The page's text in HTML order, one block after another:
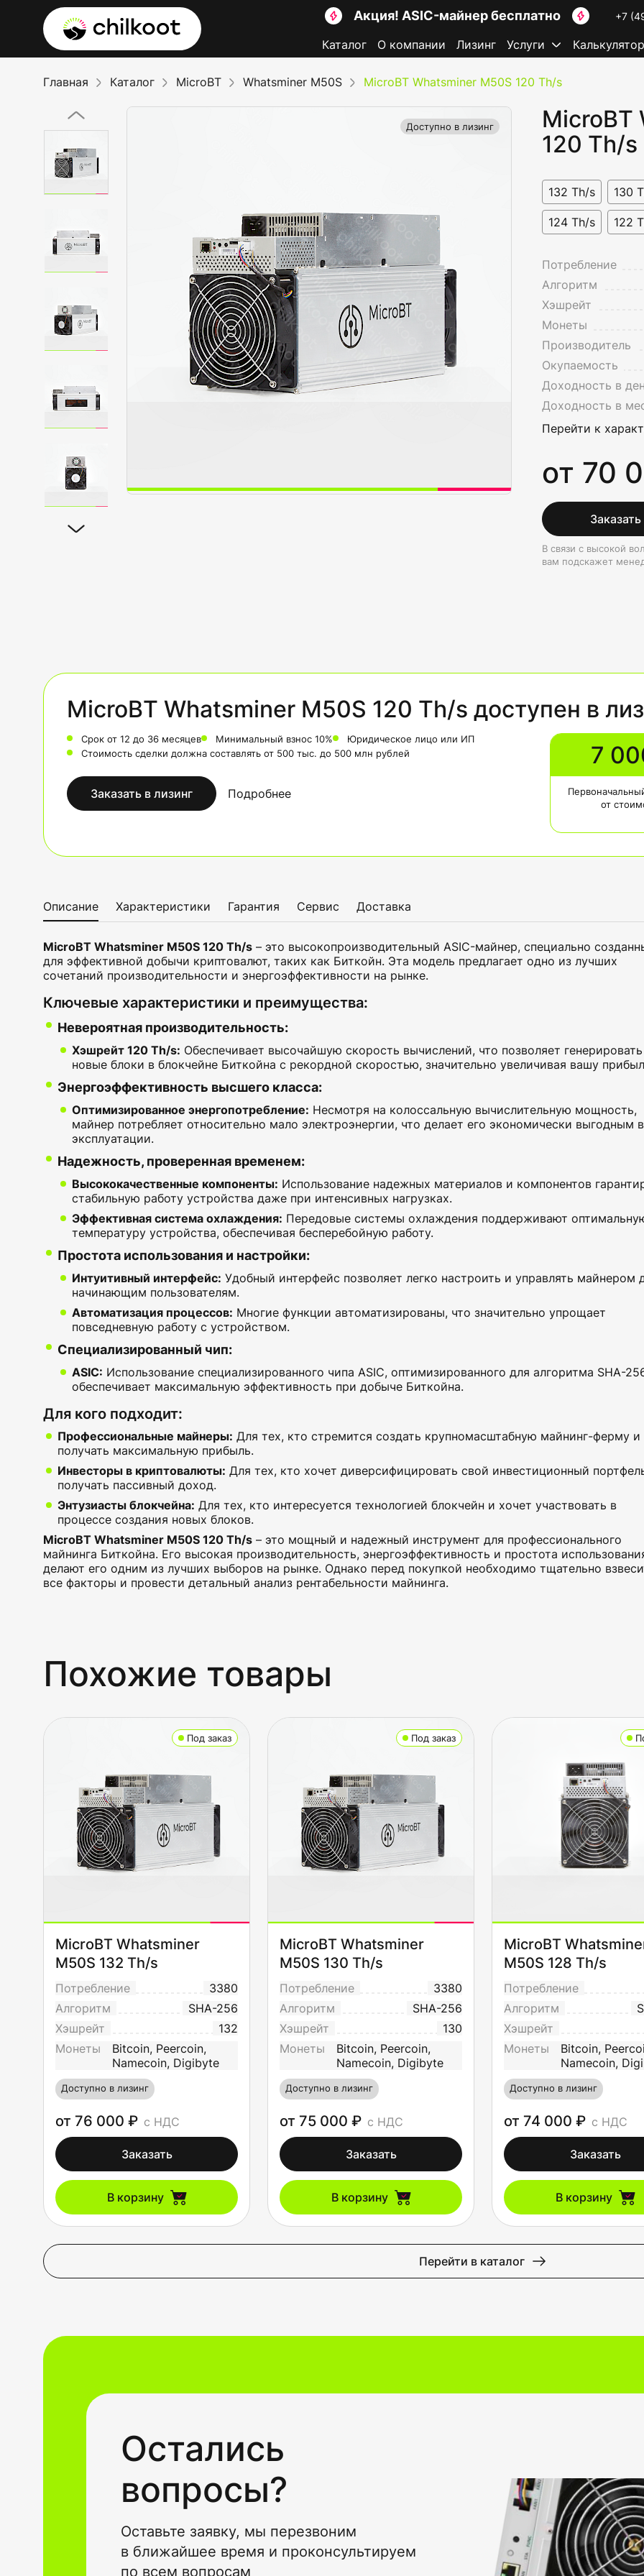
Акция! ASIC-майнер бесплатно +7
Каталог О компании Лизинг Услуги Калькулятор
Главная Каталог MicroBT Whatsminer M50S MicroBT Whatsminer M50S 120 Th/s
Доступно в лизинг
MicroBT
120 Th/s
132 Th/s 130
124 Th/s 122
Потребление
Алгоритм
Хэшрейт
Монеты
Производитель
Окупаемость
Доходность в
Доходность в
Перейти к
от 70
Заказать
В связи с высокой
вам подскажет
MicroBT Whatsminer M50S 120 Th/s доступен в
Срок от 12 до 36 месяцев Минимальный взнос 10%
Юридическое лицо или ИП
Стоимость сделки должна составлять от 500 тыс. до 500 млн рублей
Заказать в лизинг Подробнее
7
от
Описание Характеристики Гарантия Сервис Доставка
MicroBT Whatsminer M50S 120 Th/s – это высокопроизводительный ASIC-майнер, специально
для эффективной добычи криптовалют, таких как Биткойн. Эта модель предлагает одно из лучших
сочетаний производительности и энергоэффективности на рынке.
Ключевые характеристики и преимущества:
Невероятная производительность:
Хэшрейт 120 Th/s: Обеспечивает высочайшую скорость вычислений, что позволяет генерировать
новые блоки в блокчейне Биткойна с рекордной скоростью, значительно увеличивая вашу
Энергоэффективность высшего класса:
Оптимизированное энергопотребление: Несмотря на колоссальную вычислительную мощность,
майнер потребляет относительно мало электроэнергии, что делает его экономически выгодным в
эксплуатации.
Надежность, проверенная временем:
Высококачественные компоненты: Использование надежных материалов и компонентов
стабильную работу устройства даже при интенсивных нагрузках.
Эффективная система охлаждения: Передовые системы охлаждения поддерживают
температуру устройства, обеспечивая бесперебойную работу.
Простота использования и настройки:
Интуитивный интерфейс: Удобный интерфейс позволяет легко настроить и управлять майнером
начинающим пользователям.
Автоматизация процессов: Многие функции автоматизированы, что значительно упрощает
повседневную работу с устройством.
Специализированный чип:
ASIC: Использование специализированного чипа ASIC, оптимизированного для алгоритма SHA-
обеспечивает максимальную эффективность при добыче Биткойна.
Для кого подходит:
Профессиональные майнеры: Для тех, кто стремится создать крупномасштабную майнинг-ферму и
получать максимальную прибыль.
Инвесторы в криптовалюты: Для тех, кто хочет диверсифицировать свой инвестиционный
получать пассивный доход.
Энтузиасты блокчейна: Для тех, кто интересуется технологией блокчейн и хочет участвовать в
процессе создания новых блоков.
MicroBT Whatsminer M50S 120 Th/s – это мощный и надежный инструмент для профессионального
майнинга Биткойна. Его высокая производительность, энергоэффективность и простота
делают его одним из лучших выборов на рынке. Однако перед покупкой необходимо тщательно
все факторы и провести детальный анализ рентабельности майнинга.
Похожие товары
Под заказ
MicroBT Whatsminer
M50S 132 Th/s
Потребление
3380
Алгоритм
SHA-256
Хэшрейт
132
Монеты
Bitcoin, Peercoin,
Namecoin, Digibyte
Доступно в лизинг
от 76 000 ₽ с НДС
Заказать
В корзину
Под заказ
MicroBT Whatsminer
M50S 130 Th/s
Потребление
3380
Алгоритм
SHA-256
Хэшрейт
130
Монеты
Bitcoin, Peercoin,
Namecoin, Digibyte
Доступно в лизинг
от 75 000 ₽ с НДС
Заказать
В корзину
MicroBT
M50S 128 Th/s
Потребление
Алгоритм
Хэшрейт
Монеты
Bitcoin,
Namecoin,
Доступно в лизинг
от 74 000 ₽ с НДС
Заказать
В корзину
Перейти в каталог
Остались
вопросы?
Оставьте заявку, мы перезвоним
в ближайшее время и проконсультируем
по всем вопросам